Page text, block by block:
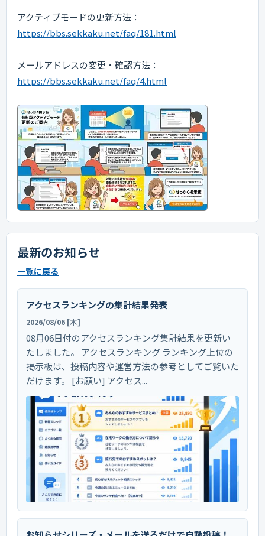
アクティブモードの更新方法：
https://bbs.sekkaku.net/faq/181.html
メールアドレスの変更・確認方法：
https://bbs.sekkaku.net/faq/4.html
最新のお知らせ
一覧に戻る
アクセスランキングの集計結果発表
2026/08/06 [木]
08月06日付のアクセスランキング集計結果を更新い
たしました。 アクセスランキング ランキング上位の
掲示板は、投稿内容や運営方法の参考としてご覧いた
だけます。 [お願い] アクセス...